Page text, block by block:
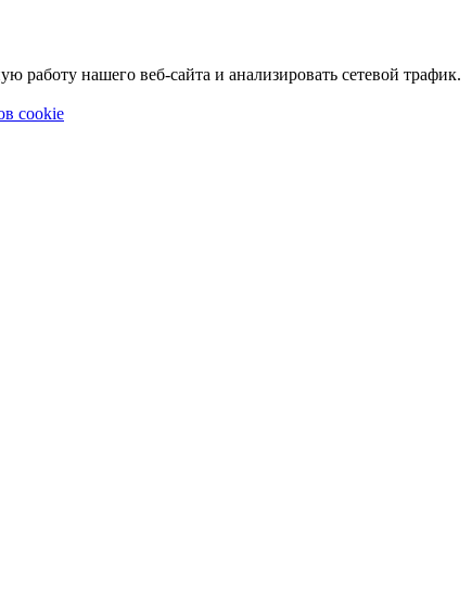
нашего веб-сайта и анализировать сетевой трафик.
cookie